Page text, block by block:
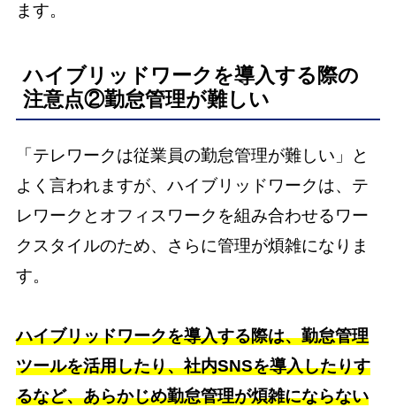
ます。
ハイブリッドワークを導入する際の
注意点②勤怠管理が難しい
「テレワークは従業員の勤怠管理が難しい」と
よく言われますが、ハイブリッドワークは、テ
レワークとオフィスワークを組み合わせるワー
クスタイルのため、さらに管理が煩雑になりま
す。
ハイブリッドワークを導入する際は、勤怠管理
ツールを活用したり、社内SNSを導入したりす
るなど、あらかじめ勤怠管理が煩雑にならない